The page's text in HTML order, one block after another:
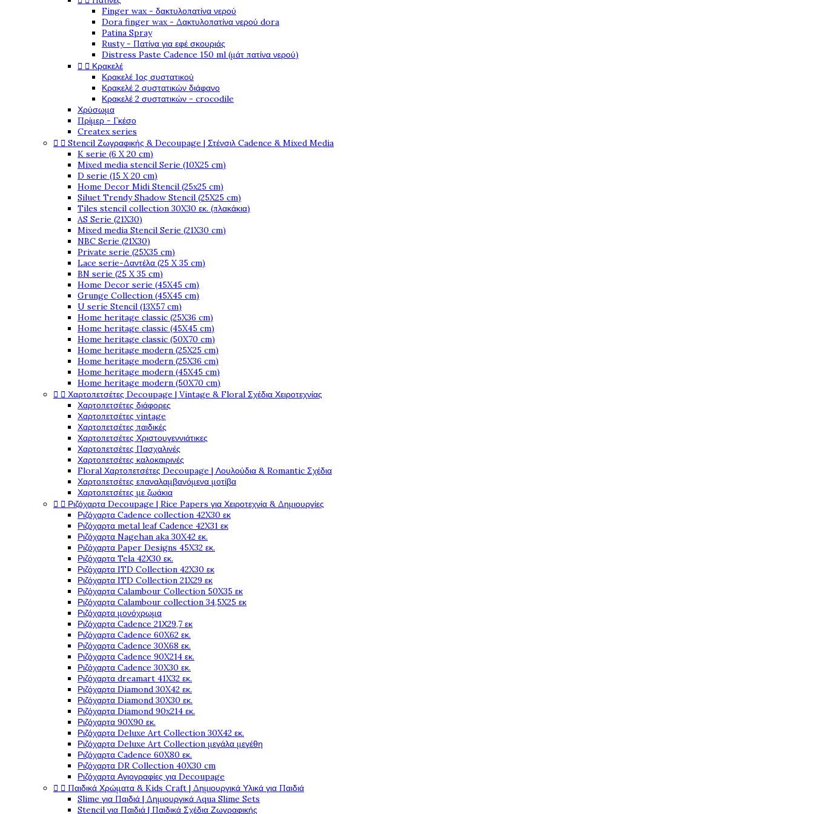
Finger wax - δακτυλοπατίνα νερού
Dora finger wax - Δακτυλοπατίνα νερού dora
Patina Spray
Rusty - Πατίνα για εφέ σκουριάς
Distress Paste Cadence 150 ml (μάτ πατίνα νερού)
  Κρακελέ
Κρακελέ 1ος συστατικού
Κρακελέ 2 συστατικών διάφανο
Κρακελέ 2 συστατικών - crocodile
Χρύσωμα
Πρίμερ - Γκέσο
Createx series
  Stencil Ζωγραφικής & Decoupage | Στένσιλ Cadence & Mixed Media
K serie (6 X 20 cm)
Mixed media stencil Serie (10X25 cm)
D serie (15 X 20 cm)
Home Decor Midi Stencil (25x25 cm)
Siluet Trendy Shadow Stencil (25X25 cm)
Tiles stencil collection 30X30 εκ. (πλακάκια)
AS Serie (21X30)
Mixed media Stencil Serie (21X30 cm)
NBC Serie (21X30)
Private serie (25X35 cm)
Lace serie-Δαντέλα (25 X 35 cm)
BN serie (25 X 35 cm)
Home Decor serie (45X45 cm)
Grunge Collection (45X45 cm)
U serie Stencil (13X57 cm)
Home heritage classic (25X36 cm)
Home heritage classic (45X45 cm)
Home heritage classic (50X70 cm)
Home heritage modern (25X25 cm)
Home heritage modern (25X36 cm)
Home heritage modern (45X45 cm)
Home heritage modern (50X70 cm)
  Χαρτοπετσέτες Decoupage | Vintage & Floral Σχέδια Χειροτεχνίας
Χαρτοπετσέτες διάφορες
Χαρτοπετσέτες vintage
Χαρτοπετσέτες παιδικές
Χαρτοπετσέτες Χριστουγεννιάτικες
Χαρτοπετσέτες Πασχαλινές
Χαρτοπετσέτες καλοκαιρινές
Floral Χαρτοπετσέτες Decoupage | Λουλούδια & Romantic Σχέδια
Χαρτοπετσέτες επαναλαμβανόμενα μοτίβα
Χαρτοπετσέτες με ζωάκια
  Ριζόχαρτα Decoupage | Rice Papers για Χειροτεχνία & Δημιουργίες
Ριζόχαρτα Cadence collection 42X30 εκ
Ριζόχαρτα metal leaf Cadence 42X31 εκ
Ριζόχαρτα Nagehan aka 30X42 εκ.
Ριζόχαρτα Paper Designs 45X32 εκ.
Ριζόχαρτα Tela 42Χ30 εκ.
Ριζόχαρτα ITD Collection 42X30 εκ
Ριζόχαρτα ITD Collection 21X29 εκ
Ριζόχαρτα Calambour Collection 50X35 εκ
Ριζόχαρτα Calambour collection 34,5X25 εκ
Ριζόχαρτα μονόχρωμα
Ριζόχαρτα Cadence 21Χ29,7 εκ
Ριζόχαρτα Cadence 60X62 εκ.
Ριζόχαρτα Cadence 30X68 εκ.
Ριζόχαρτα Cadence 90X214 εκ.
Ριζόχαρτα Cadence 30X30 εκ.
Ριζόχαρτα dreamart 41X32 εκ.
Ριζόχαρτα Diamond 30X42 εκ.
Ριζόχαρτα Diamond 30X30 εκ.
Ριζόχαρτα Diamond 90x214 εκ.
Ριζόχαρτα 90X90 εκ.
Ριζόχαρτα Deluxe Art Collection 30X42 εκ.
Ριζόχαρτα Deluxe Art Collection μεγάλα μεγέθη
Ριζόχαρτα Cadence 60X80 εκ.
Ριζόχαρτα DR Collection 40X30 cm
Ριζόχαρτα Αγιογραφίες για Decoupage
  Παιδικά Χρώματα & Kids Craft | Δημιουργικά Υλικά για Παιδιά
Slime για Παιδιά | Δημιουργικά Aqua Slime Sets
Stencil για Παιδιά | Παιδικά Σχέδια Ζωγραφικής